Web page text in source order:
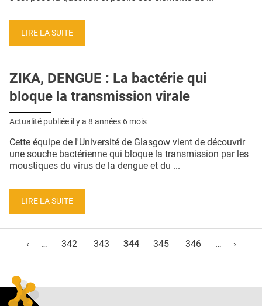
LIRE LA SUITE
ZIKA, DENGUE : La bactérie qui
bloque la transmission virale
Actualité publiée il y a 8 années 6 mois
Cette équipe de l'Université de Glasgow vient de découvrir
une souche bactérienne qui bloque la transmission par les
moustiques du virus de la dengue et du ...
LIRE LA SUITE
‹
… 342 343 344 345 346 … ›